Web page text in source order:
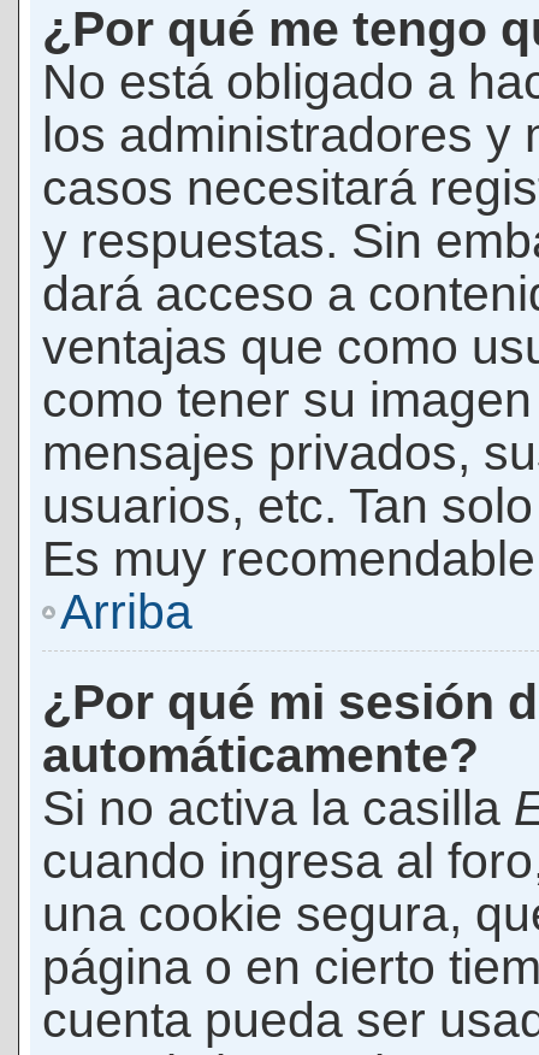
¿Por qué me tengo
No está obligado a
los administradores y
casos necesitará
y respuestas. Sin
dará acceso a
ventajas que como
como tener su
mensajes privados,
usuarios, etc. Tan
Es muy
Arriba
¿Por qué mi sesión
automáticamente?
Si no activa la casilla
cuando ingresa al
una cookie segura,
página o en cierto
cuenta pueda ser